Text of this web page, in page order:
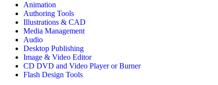
Animation
Authoring Tools
Illustrations & CAD
Media Management
Audio
Desktop Publishing
Image & Video Editor
CD DVD and Video Player or Burner
Flash Design Tools